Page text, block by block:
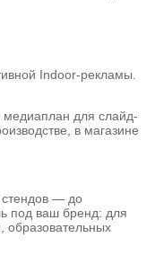
Indoor-рекламы.
для слайд-
в магазине
— до
под ваш бренд: для
образовательных